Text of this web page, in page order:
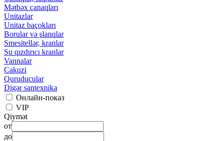
Mətbəx çanaqları
Unitazlar
Unitaz baçokları
Borular və şlanqlar
Smesitellər, kranlar
Su qızdırıcı kranlar
Vannalar
Cakuzi
Quruducular
Digər santexnika
Онлайн-показ
VIP
Qiymət
от
до